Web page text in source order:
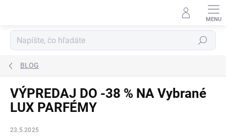
Hľadať
BLOG
VÝPREDAJ DO -38 % NA Vybrané
LUX PARFÉMY
23.5.2025